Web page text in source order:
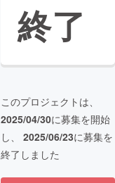
終了
このプロジェクトは、
2025/04/30に募集を開始
し、 2025/06/23に募集を
終了しました